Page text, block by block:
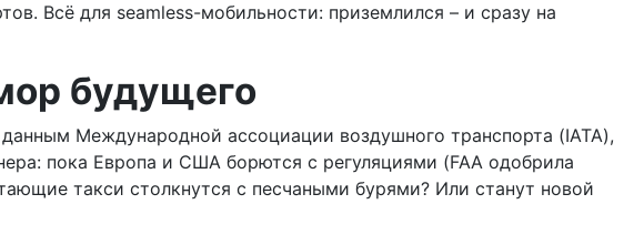
Всё для seamless-мобильности: приземлился – и сразу на
будущего
Международной ассоциации воздушного транспорта (IATA),
пока Европа и США борются с регуляциями (FAA одобрила
такси столкнутся с песчаными бурями? Или станут новой